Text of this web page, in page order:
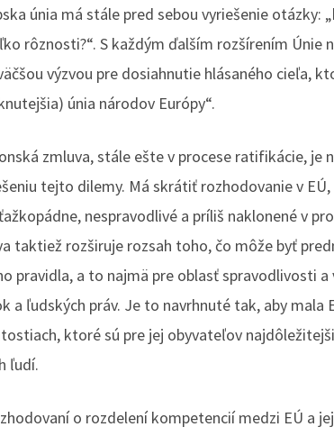
únia má stále pred sebou vyriešenie otázky:
rôznosti?“. S každým ďalším rozšírením Únie
výzvou pre dosiahnutie hlásaného cieľa,
únia národov Európy“.
zmluva, stále ešte v procese ratifikácie, je
tejto dilemy. Má skrátiť rozhodovanie v
nespravodlivé a príliš naklonené v
taktiež rozširuje rozsah toho, čo môže byť
pravidla, a to najmä pre oblasť spravodlivosti
a ľudských práv. Je to navrhnuté tak, aby mala
ktoré sú pre jej obyvateľov
ľudí.
o rozdelení kompetencií medzi EÚ a